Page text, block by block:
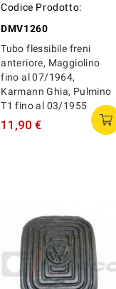
Codice Prodotto:
DMV1260
Tubo flessibile freni
anteriore, Maggiolino
fino al 07/1964,
Karmann Ghia, Pulmino
T1 fino al 03/1955
11,90 €